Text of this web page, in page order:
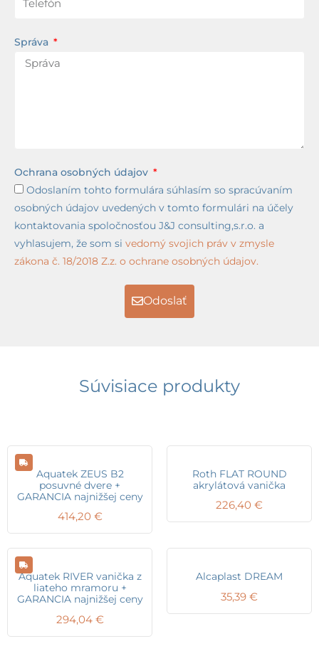
Správa
Ochrana osobných údajov
Odoslaním tohto formulára súhlasím so spracúvaním
osobných údajov uvedených v tomto formulári na účely
kontaktovania spoločnosťou J&J consulting,s.r.o. a
vyhlasujem, že som si vedomý svojich práv v zmysle
zákona č. 18/2018 Z.z. o ochrane osobných údajov.
Odoslať
Súvisiace produkty
Aquatek ZEUS B2
posuvné dvere +
GARANCIA najnižšej ceny
414,20 €
Roth FLAT ROUND
akrylátová vanička
226,40 €
Aquatek RIVER vanička z
liateho mramoru +
GARANCIA najnižšej ceny
294,04 €
Alcaplast DREAM
35,39 €